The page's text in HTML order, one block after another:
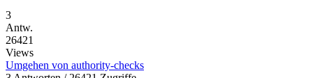
3
Antw.
26421
Views
Umgehen von authority-checks